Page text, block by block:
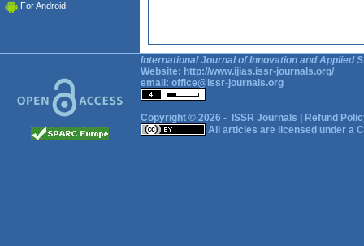
For Android
International Journal of Innovation and Applied
Website: http://www.ijias.issr-journals.org/
email: office@issr-journals.org
Copyright © 2026 - ISSR Journals
Refund
All articles are licensed under a